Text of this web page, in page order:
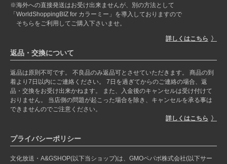
※海外への直接発送はお受け出来ませんが、別の方法として
「WorldShoppingBIZ for カラーミー」を導入しておりますので
そちらをご利用してご購入下さいませ。
詳しくはこちら
返品・交換について
返品は原則不可です。 不良品のみ返品可とさせていただきます。 商品の到
着より7日以内にご連絡ください。 7日を過ぎてからのご連絡の場合、返
品・交換をお受け出来かねます。 また、入金後のキャンセルは受け付けて
おりません。 当店側の問題が起こった場合を除き、キャンセルを承る事は
できませんのでご注意ください。
詳しくはこちら
プライバシーポリシー
文化放送・A&GSHOP(以下当ショップ)は、GMOペパボ株式会社(以下サー